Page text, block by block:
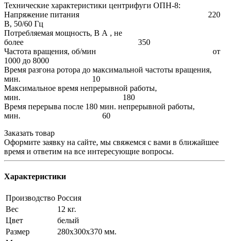
Технические характеристики центрифуги ОПН-8:
Напряжение питания 220
В, 50/60 Гц
Потребляемая мощность, В А , не
более 350
Частота вращения, об/мин от
1000 до 8000
Время разгона ротора до максимальной частоты вращения,
мин. 10
Максимальное время непрерывной работы,
мин. 180
Время перерыва после 180 мин. непрерывной работы,
мин. 60
Заказать товар
Оформите заявку на сайте, мы свяжемся с вами в ближайшее
время и ответим на все интересующие вопросы.
Характеристики
Производство Россия
Вес
12 кг.
Цвет
белый
Размер
280х300х370 мм.